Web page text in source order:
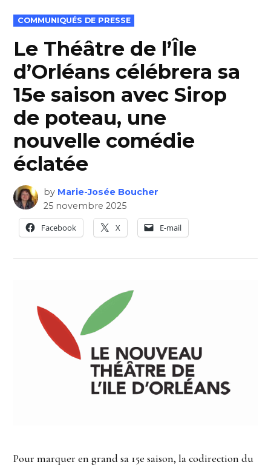
POSTED
IN
COMMUNIQUÉS DE PRESSE
Le Théâtre de l’Île
d’Orléans célébrera sa
15e saison avec Sirop
de poteau, une
nouvelle comédie
éclatée
by Marie-Josée Boucher
25 novembre 2025
Facebook
X E-mail
Pour marquer en grand sa 15e saison, la codirection du